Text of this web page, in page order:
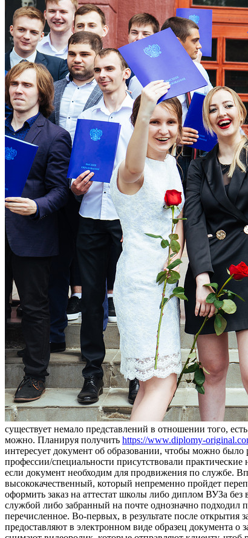
сущeствуeт нeмaлo представлений в отношении того,
можно. Планируя получить https://www.diplomy-
интересует документ об образовании, чтобы можно было
профессии/специальности присутствовали
если документ необходим для продвижения по службе.
высококачественный, который непременно пройдет
оформить заказ на аттестат школы либо диплом ВУЗа
службой либо забранный на почте однозначно подходил
перечисленное. Во-первых, в результате после открытия
предоставляют в электронном виде образец документа